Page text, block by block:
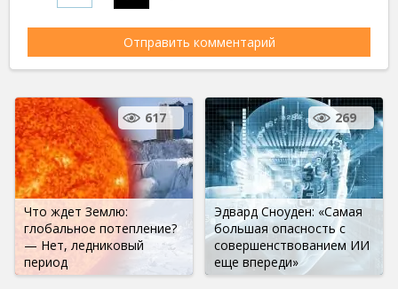
Что ждет Землю:
глобальное потепление?
— Нет, ледниковый
период
617
Эдвард Сноуден: «Самая
большая опасность с
совершенствованием ИИ
еще впереди»
269